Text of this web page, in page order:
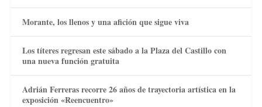
Morante, los llenos y una afición que sigue viva
Los títeres regresan este sábado a la Plaza del Castillo con
una nueva función gratuita
Adrián Ferreras recorre 26 años de trayectoria artística en la
exposición «Reencuentro»